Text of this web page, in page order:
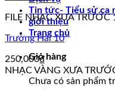
Tin tức- Tiểu sử ca
giới thiệu
Trang chủ
Giỏ hàng
Chưa có sản phẩm
FILE NHẠC XƯA TRƯỚC
Trường Hải 10
250,000₫
NHẠC VÀNG XƯA